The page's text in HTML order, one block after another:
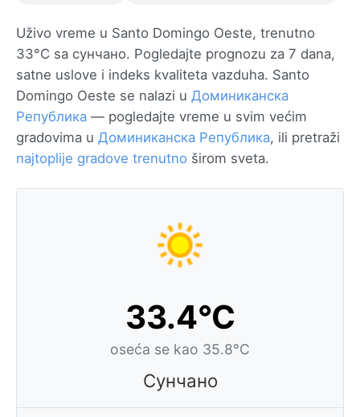
Uživo vreme u Santo Domingo Oeste, trenutno
33°C sa сунчано. Pogledajte prognozu za 7 dana,
satne uslove i indeks kvaliteta vazduha. Santo
Domingo Oeste se nalazi u Доминиканска
Република — pogledajte vreme u svim većim
gradovima u Доминиканска Република, ili pretraži
najtoplije gradove trenutno širom sveta.
33.4°C
oseća se kao 35.8°C
Сунчано